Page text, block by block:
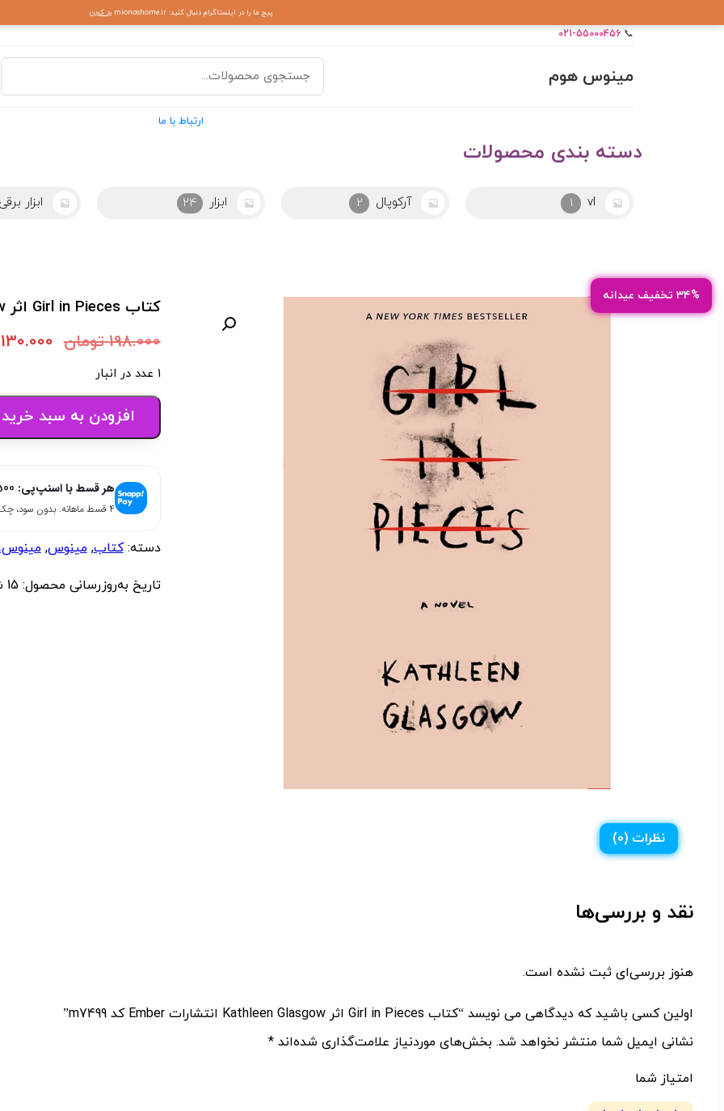
پیج ما را در اینستاگرام دنبال کنید: mionoshome.ir رد کردن
📞
021-55000456
مینوس هوم
ارتباط با ما
دسته بندی محصولات
آرکوپال ابزار 24 ابزار برقی
۳۴% تخفیف عیدانه
کتاب Girl in Pieces اثر Kathleen Glasgow انتشارات Ember کد m7499
198.000 تومان 130.000
1 عدد در انبار
افزودن به سبد خرید
هر قسط با اسنپ‌پی:
۴ قسط ماهانه. بدون سود، چک و ضامن.
دسته:کتاب,مینوس,
تاریخ به‌روزرسانی محصول: 15 شهریور 1404
نظرات (0)
نقد و بررسی‌ها
هنوز بررسی‌ای ثبت نشده است.
اولین کسی باشید که دیدگاهی می نویسد “کتاب Girl in Pieces اثر Kathleen Glasgow انتشارات Ember کد m7499”
نشانی ایمیل شما منتشر نخواهد شد. بخش‌های موردنیاز علامت‌گذاری شده‌اند *
امتیاز شما